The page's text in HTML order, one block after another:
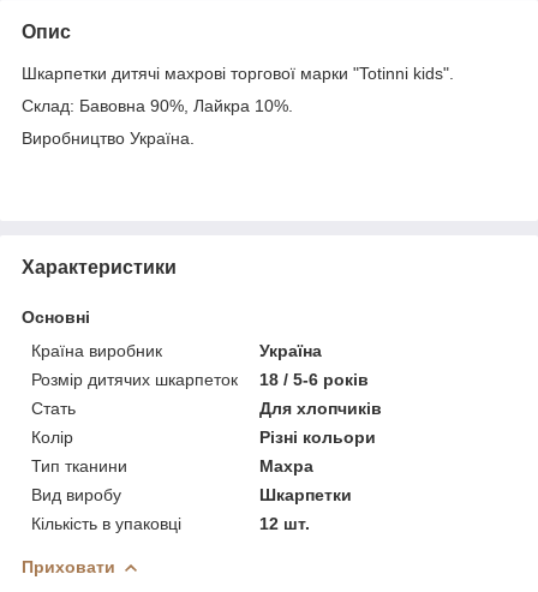
Опис
Шкарпетки дитячі махрові торгової марки "Totinni kids".
Склад: Бавовна 90%, Лайкра 10%.
Виробництво Україна.
Характеристики
Основні
Країна виробник
Україна
Розмір дитячих шкарпеток
18 / 5-6 років
Стать
Для хлопчиків
Колір
Різні кольори
Тип тканини
Махра
Вид виробу
Шкарпетки
Кількість в упаковці
12 шт.
Приховати